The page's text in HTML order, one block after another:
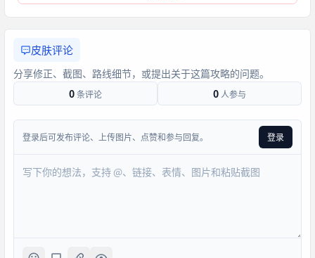
皮肤评论
分享修正、截图、路线细节，或提出关于这篇攻略的问题。
0条评论 0 人参与
登录后可发布评论、上传图片、点赞和参与回复。 登录